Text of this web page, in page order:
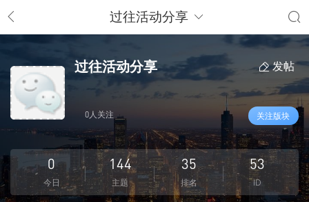
过往活动分享
过往活动分享 发帖
0人关注 关注版块
0
今日
144
主题
35
排名
53
ID